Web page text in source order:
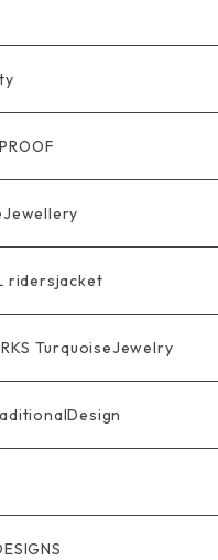
Collaboration
ridersjacket
Leather
TurquoiseJewelry
ジラ